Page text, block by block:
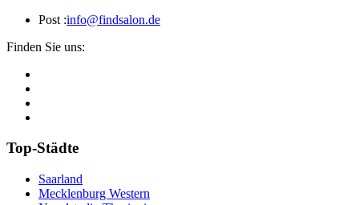
Post :info@findsalon.de
Finden Sie uns:
Top-Städte
Saarland
Mecklenburg Western